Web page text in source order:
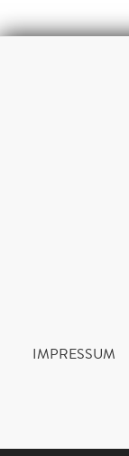
IMPRESSUM